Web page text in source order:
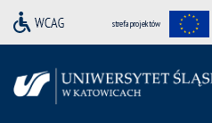
strefa projektów